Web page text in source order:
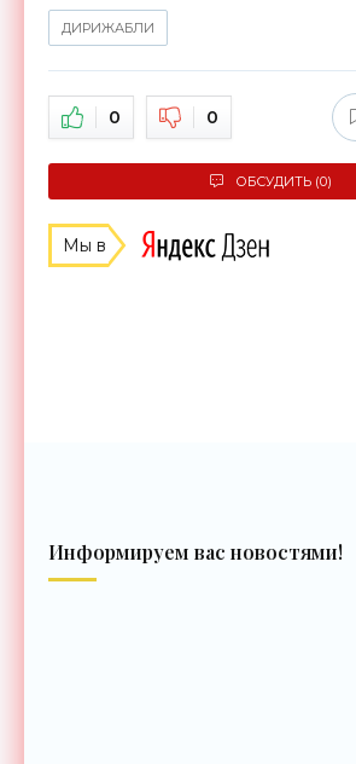
ДИРИЖАБЛИ
0 0
ОБСУДИТЬ (0)
Мы в
Информируем вас новостями!